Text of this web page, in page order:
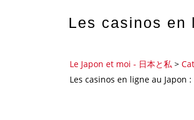
Les casinos en
Le Japon et moi - 日本と私 >
Les casinos en ligne au